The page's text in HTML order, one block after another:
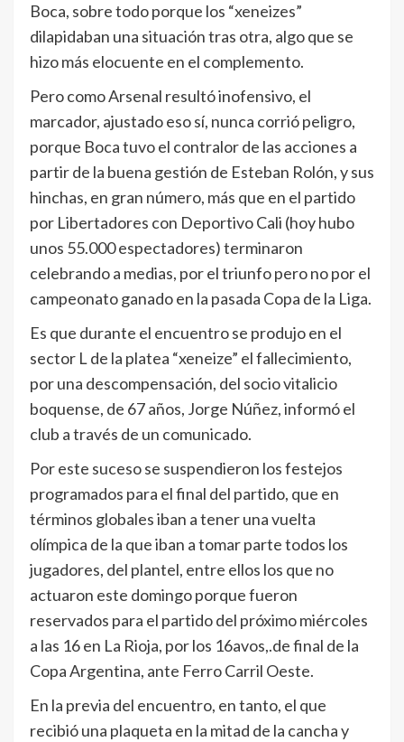
Boca, sobre todo porque los “xeneizes”
dilapidaban una situación tras otra, algo que se
hizo más elocuente en el complemento.
Pero como Arsenal resultó inofensivo, el
marcador, ajustado eso sí, nunca corrió peligro,
porque Boca tuvo el contralor de las acciones a
partir de la buena gestión de Esteban Rolón, y sus
hinchas, en gran número, más que en el partido
por Libertadores con Deportivo Cali (hoy hubo
unos 55.000 espectadores) terminaron
celebrando a medias, por el triunfo pero no por el
campeonato ganado en la pasada Copa de la Liga.
Es que durante el encuentro se produjo en el
sector L de la platea “xeneize” el fallecimiento,
por una descompensación, del socio vitalicio
boquense, de 67 años, Jorge Núñez, informó el
club a través de un comunicado.
Por este suceso se suspendieron los festejos
programados para el final del partido, que en
términos globales iban a tener una vuelta
olímpica de la que iban a tomar parte todos los
jugadores, del plantel, entre ellos los que no
actuaron este domingo porque fueron
reservados para el partido del próximo miércoles
a las 16 en La Rioja, por los 16avos,.de final de la
Copa Argentina, ante Ferro Carril Oeste.
En la previa del encuentro, en tanto, el que
recibió una plaqueta en la mitad de la cancha y